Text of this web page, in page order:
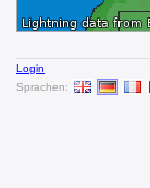
Login
Sprachen: